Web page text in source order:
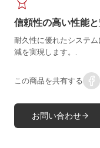
信頼性の高い性能
耐久性に優れたシステ
減を実現します。.
この商品を共有する
お問い合わせ